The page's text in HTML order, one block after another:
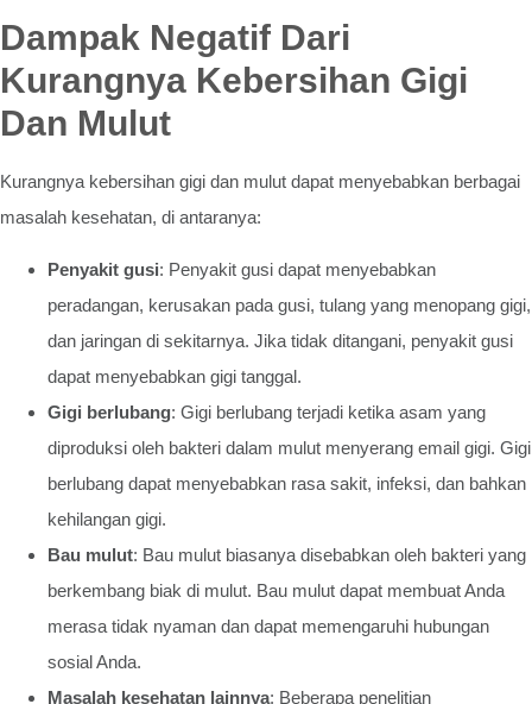
Dampak Negatif Dari
Kurangnya Kebersihan Gigi
Dan Mulut
Kurangnya kebersihan gigi dan mulut dapat menyebabkan berbagai
masalah kesehatan, di antaranya:
Penyakit gusi: Penyakit gusi dapat menyebabkan
peradangan, kerusakan pada gusi, tulang yang menopang gigi,
dan jaringan di sekitarnya. Jika tidak ditangani, penyakit gusi
dapat menyebabkan gigi tanggal.
Gigi berlubang: Gigi berlubang terjadi ketika asam yang
diproduksi oleh bakteri dalam mulut menyerang email gigi. Gigi
berlubang dapat menyebabkan rasa sakit, infeksi, dan bahkan
kehilangan gigi.
Bau mulut: Bau mulut biasanya disebabkan oleh bakteri yang
berkembang biak di mulut. Bau mulut dapat membuat Anda
merasa tidak nyaman dan dapat memengaruhi hubungan
sosial Anda.
Masalah kesehatan lainnya: Beberapa penelitian